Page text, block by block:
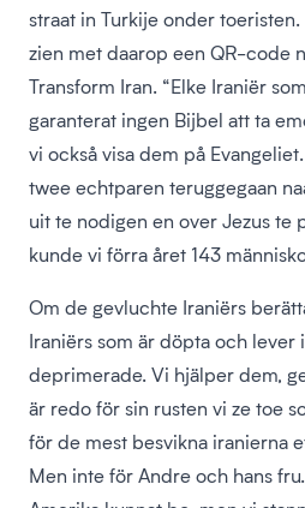
straat in Turkije onder
zien met daarop een QR-code
Transform Iran. “Elke Iraniër
garanterat ingen Bijbel att ta
vi också visa dem på
twee echtparen teruggegaan
uit te nodigen en over Jezus te
kunde vi förra året 143
Om de gevluchte Iraniërs
Iraniërs som är döpta och lever
deprimerade. Vi hjälper dem,
är redo för sin rusten vi ze toe
för de mest besvikna iranierna
Men inte för Andre och hans